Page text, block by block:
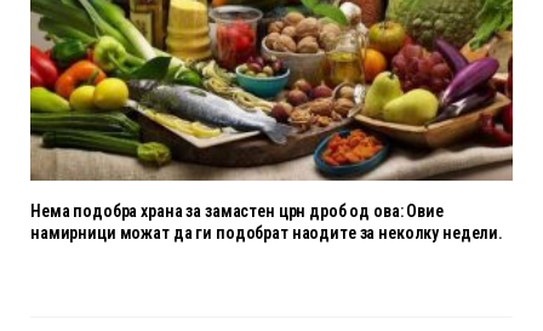
Нема подобра храна за замастен црн дроб од ова: Овие
намирници можат да ги подобрат наодите за неколку недели.